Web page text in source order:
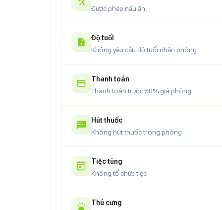
Được phép nấu ăn
Độ tuổi
Không yêu cầu độ tuổi nhận phòng
Thanh toán
Thanh toán trước 50% giá phòng
Hút thuốc
Không hút thuốc trong phòng
Tiệc tùng
Không tổ chức tiệc
Thú cưng